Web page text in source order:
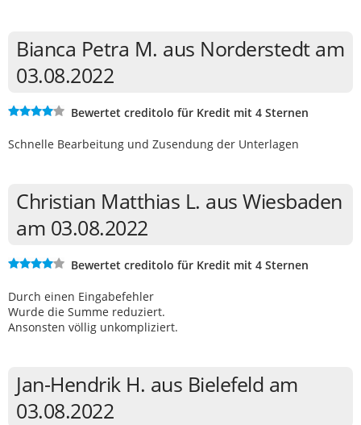
Bianca Petra M. aus Norderstedt am
03.08.2022
Bewertet creditolo für Kredit mit 4 Sternen
Schnelle Bearbeitung und Zusendung der Unterlagen
Christian Matthias L. aus Wiesbaden
am 03.08.2022
Bewertet creditolo für Kredit mit 4 Sternen
Durch einen Eingabefehler
Wurde die Summe reduziert.
Ansonsten völlig unkompliziert.
Jan-Hendrik H. aus Bielefeld am
03.08.2022